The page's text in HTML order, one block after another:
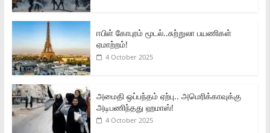
ஈபிள் கோபுரம் மூடல்..சுற்றுலா பயணிகள்
ஏமாற்றம்!
4 October 2025
அமைதி ஒப்பந்தம் ஏற்பு.. அமெரிக்காவுக்கு
அடிபணிந்தது ஹமாஸ்!
4 October 2025